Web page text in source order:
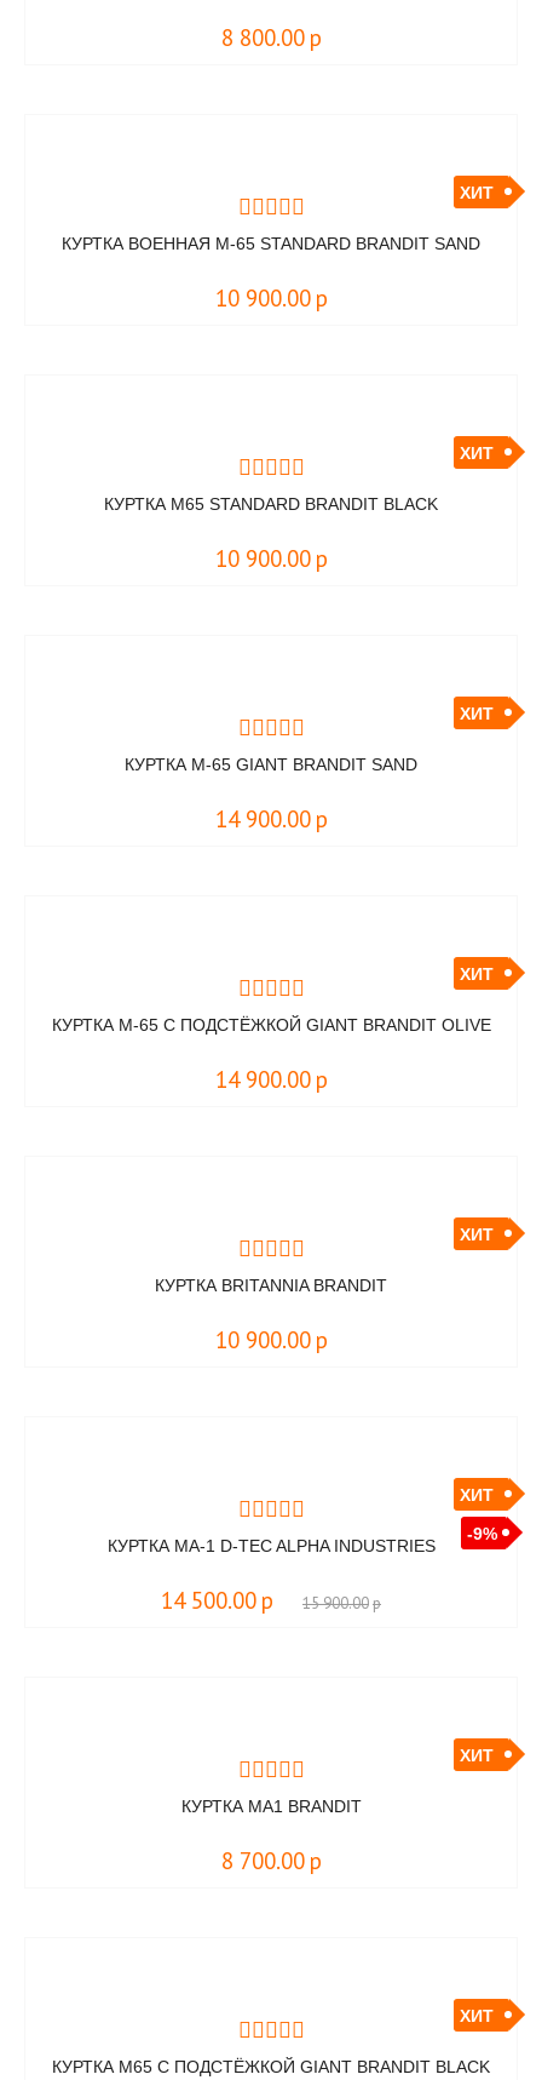
8 800.00 р
ХИТ
КУРТКА ВОЕННАЯ M-65 STANDARD BRANDIT SAND
10 900.00 р
ХИТ
КУРТКА M65 STANDARD BRANDIT BLACK
10 900.00 р
ХИТ
КУРТКА M-65 GIANT BRANDIT SAND
14 900.00 р
ХИТ
КУРТКА M-65 C ПОДСТЁЖКОЙ GIANT BRANDIT OLIVE
14 900.00 р
ХИТ
КУРТКА BRITANNIA BRANDIT
10 900.00 р
-9%
ХИТ
КУРТКА MA-1 D-TEC ALPHA INDUSTRIES
14 500.00 р 15 900.00р
ХИТ
КУРТКА MA1 BRANDIT
8 700.00 р
ХИТ
КУРТКА M65 С ПОДСТЁЖКОЙ GIANT BRANDIT BLACK